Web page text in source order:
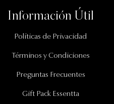
Información Útil
Políticas de Privacidad
Términos y Condiciones
Preguntas Frecuentes
Gift Pack Essentta